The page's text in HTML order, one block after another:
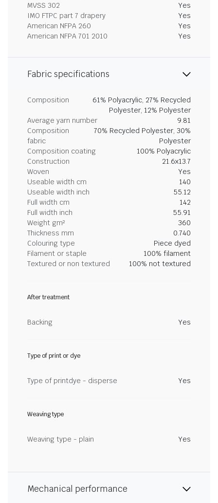
MVSS 302
Yes
IMO FTPC part 7 drapery
Yes
American NFPA 260
Yes
American NFPA 701 2010
Yes
Fabric specifications
Composition
61% Polyacrylic, 27% Recycled
Polyester, 12% Polyester
Average yarn number
9.81
Composition
fabric
70% Recycled Polyester, 30%
Polyester
Composition coating
100% Polyacrylic
Construction
21.6x13.7
Woven
Yes
Useable width cm
140
Useable width inch
55.12
Full width cm
142
Full width inch
55.91
Weight gm²
360
Thickness mm
0.740
Colouring type
Piece dyed
Filament or staple
100% filament
Textured or non textured
100% not textured
After treatment
Backing Yes
Type of print or dye
Type of printdye - disperse Yes
Weaving type
Weaving type - plain Yes
Mechanical performance